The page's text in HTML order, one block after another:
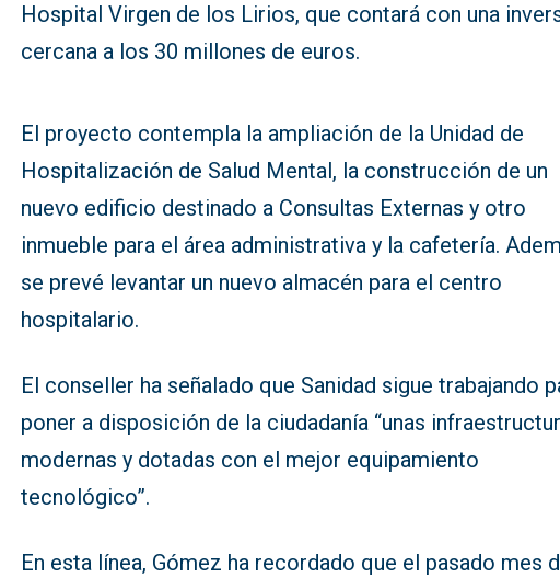
Hospital Virgen de los Lirios, que contará con una
cercana a los 30 millones de euros.
El proyecto contempla la ampliación de la Unidad de
Hospitalización de Salud Mental, la construcción de un
nuevo edificio destinado a Consultas Externas y otro
inmueble para el área administrativa y la cafetería.
se prevé levantar un nuevo almacén para el centro
hospitalario.
El conseller ha señalado que Sanidad sigue trabajando
poner a disposición de la ciudadanía “unas
modernas y dotadas con el mejor equipamiento
tecnológico”.
En esta línea, Gómez ha recordado que el pasado mes